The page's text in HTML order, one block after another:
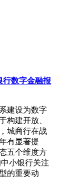
行数字金融报
建设为数字
构建开放、
城商行在战
有显著提
五个维度方
小银行关注
的重要动